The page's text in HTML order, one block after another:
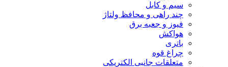
سیم و کابل
چند راهی و محافظ ولتاژ
فیوز و جعبه برق
هواکش
باتری
چراغ قوه
متعلقات جانبی الکتریکی